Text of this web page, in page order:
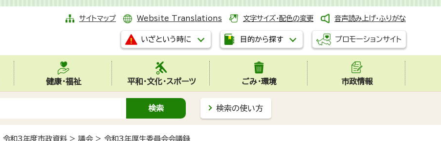
サイトマップ Website Translations 文字サイズ・配色の変更 音声読み上げ・ふりがな
いざという時に 目的から探す プロモーションサイト
健康・福祉 平和・文化・スポーツ ごみ・環境 市政情報
検索の使い方
令和3年度市政資料 > 議会 > 令和3年厚生委員会会議録